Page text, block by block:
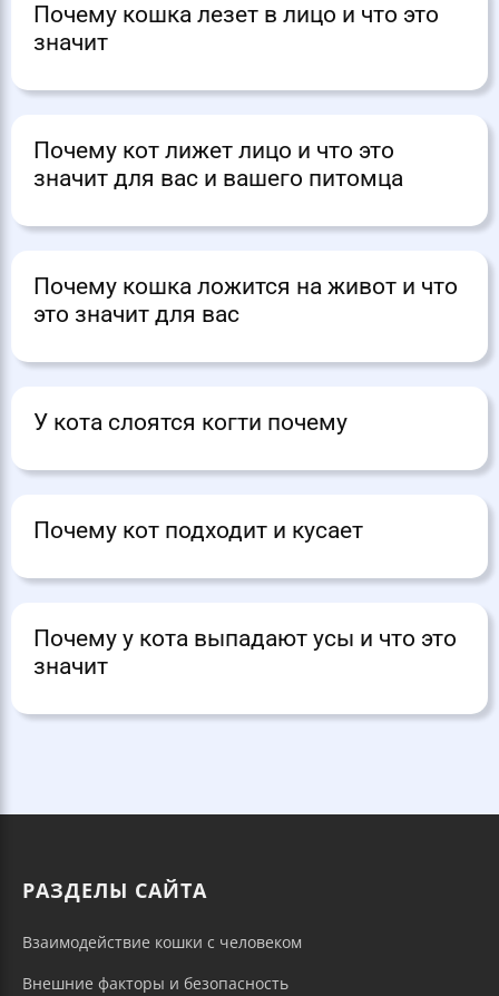
Почему кошка лезет в лицо и что это
значит
Почему кот лижет лицо и что это
значит для вас и вашего питомца
Почему кошка ложится на живот и что
это значит для вас
У кота слоятся когти почему
Почему кот подходит и кусает
Почему у кота выпадают усы и что это
значит
РАЗДЕЛЫ САЙТА
Взаимодействие кошки с человеком
Внешние факторы и безопасность